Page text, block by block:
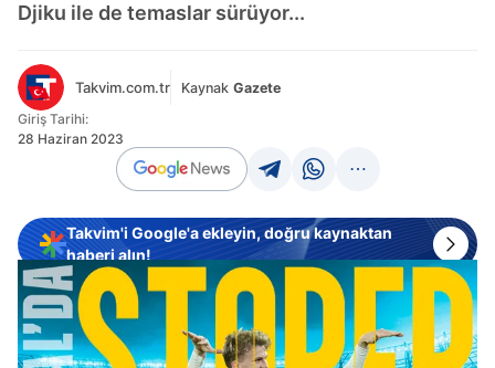
Djiku ile de temaslar sürüyor...
Takvim.com.tr Kaynak Gazete
Giriş Tarihi:
28 Haziran 2023
Takvim'i Google'a ekleyin, doğru kaynaktan
haberi alın!